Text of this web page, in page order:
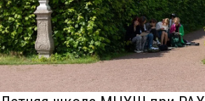
Подготовка
Образование
Доп. образование